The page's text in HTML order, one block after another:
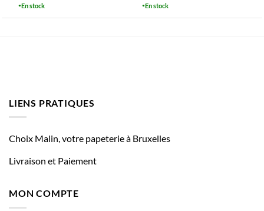
En stock En stock
LIENS PRATIQUES
Choix Malin, votre papeterie à Bruxelles
Livraison et Paiement
MON COMPTE